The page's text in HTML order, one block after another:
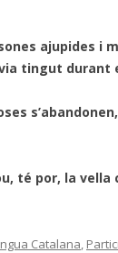
ajupides i
tingut durant
té por, la
Catalana,